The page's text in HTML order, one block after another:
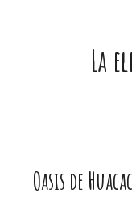
La
Oasis de